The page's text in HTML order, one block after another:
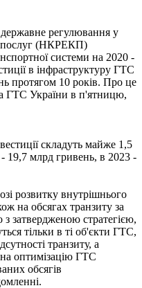
регулювання у
послуг (НКРЕКП)
системи на 2020 -
в інфраструктуру ГТС
протягом 10 років. Про це
ГТС України в п'ятницю,
складуть майже 1,5
19,7 млрд гривень, в 2023 -
розвитку внутрішнього
на обсягах транзиту за
з затвердженою стратегією,
тільки в ті об'єкти ГТС,
транзиту, а
на оптимізацію ГТС
обсягів